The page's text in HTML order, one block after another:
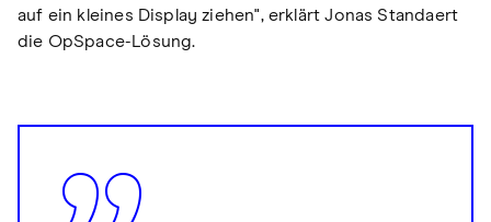
auf ein kleines Display ziehen", erklärt Jonas Standaert
die OpSpace-Lösung.